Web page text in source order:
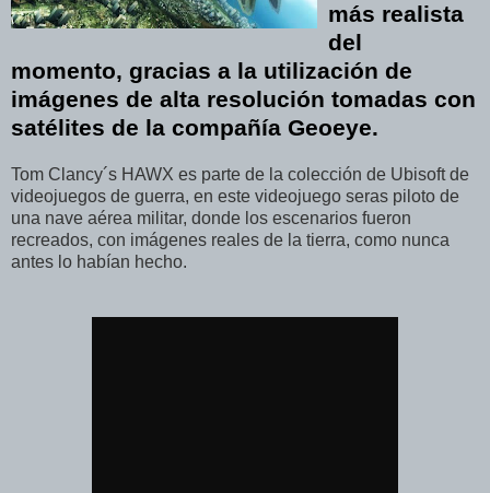
más realista
del
momento, gracias a la utilización de
imágenes de alta resolución tomadas con
satélites de la compañía Geoeye.
Tom Clancy´s HAWX es parte de la colección de Ubisoft de
videojuegos de guerra, en este videojuego seras piloto de
una nave aérea militar, donde los escenarios fueron
recreados, con imágenes reales de la tierra, como nunca
antes lo habían hecho.